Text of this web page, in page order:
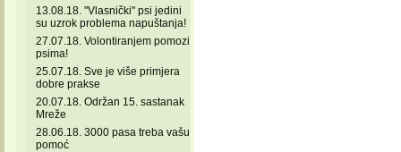
13.08.18. "Vlasnički" psi jedini
su uzrok problema napuštanja!
27.07.18. Volontiranjem pomozi
psima!
25.07.18. Sve je više primjera
dobre prakse
20.07.18. Održan 15. sastanak
Mreže
28.06.18. 3000 pasa treba vašu
pomoć